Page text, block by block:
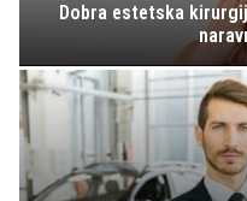
Dobra estetska